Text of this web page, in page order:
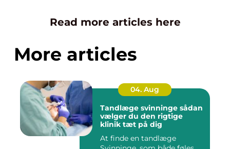
Read more articles here
More articles
04. Aug
Tandlæge svinninge sådan
vælger du den rigtige
klinik tæt på dig
At finde en tandlæge